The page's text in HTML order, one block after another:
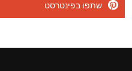
שתפו בפינטרסט